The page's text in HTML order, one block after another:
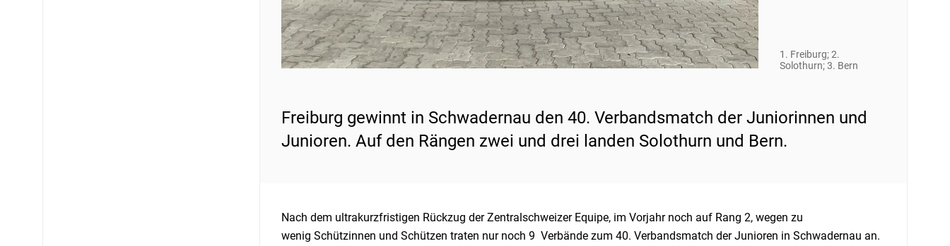
1. Freiburg; 2.
Solothurn; 3. Bern
Freiburg gewinnt in Schwadernau den 40. Verbandsmatch der Juniorinnen und
Junioren. Auf den Rängen zwei und drei landen Solothurn und Bern.
Nach dem ultrakurzfristigen Rückzug der Zentralschweizer Equipe, im Vorjahr noch auf Rang 2, wegen zu
wenig Schützinnen und Schützen traten nur noch 9 Verbände zum 40. Verbandsmatch der Junioren in Schwadernau an.